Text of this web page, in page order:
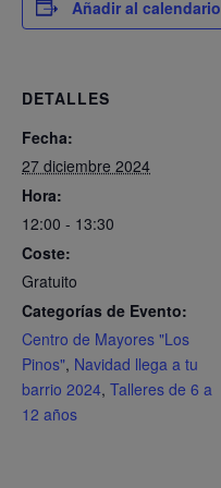
Añadir al calendario
DETALLES
Fecha:
27 diciembre 2024
Hora:
12:00 - 13:30
Coste:
Gratuito
Categorías de Evento:
Centro de Mayores "Los
Pinos", Navidad llega a tu
barrio 2024, Talleres de 6 a
12 años